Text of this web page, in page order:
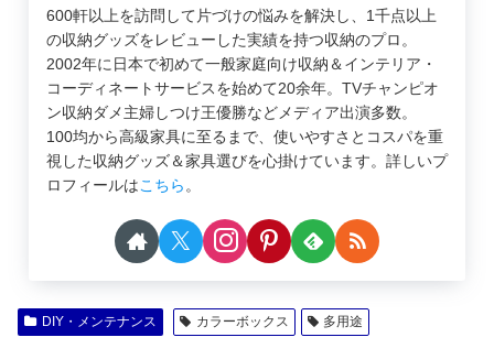
600軒以上を訪問して片づけの悩みを解決し、1千点以上
の収納グッズをレビューした実績を持つ収納のプロ。
2002年に日本で初めて一般家庭向け収納＆インテリア・
コーディネートサービスを始めて20余年。TVチャンピオ
ン収納ダメ主婦しつけ王優勝などメディア出演多数。
100均から高級家具に至るまで、使いやすさとコスパを重
視した収納グッズ＆家具選びを心掛けています。詳しいプ
ロフィールはこちら 。
DIY・メンテナンス カラーボックス 多用途